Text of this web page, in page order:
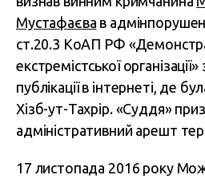
Мустафаєва в
ст.20.3 КоАП РФ
екстремістської
публікації в інтернеті, де
Хізб-ут-Тахрір. «Суддя»
адміністративний арешт
17 листопада 2016 року